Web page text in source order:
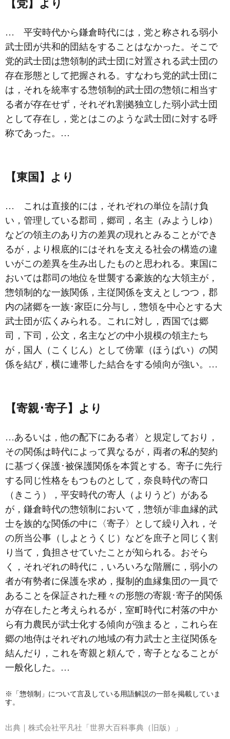
【党】より
… 平安時代から鎌倉時代には，党と称される弱小
武士団が共和的団結をすることはなかった。そこで
党的武士団は惣領制的武士団に対置される武士団の
存在形態として把握される。すなわち党的武士団に
は，それを統率する惣領制的武士団の惣領に相当す
る者が存在せず，それぞれ割拠独立した弱小武士団
として存在し，党とはこのような武士団に対する呼
称であった。…
【東国】より
… これは直接的には，それぞれの単位を請け負
い，管理している郡司，郷司，名主（みようしゆ）
などの領主のあり方の差異の現れとみることができ
るが，より根底的にはそれを支える社会の構造の違
いがこの差異を生み出したものと思われる。東国に
おいては郡司の地位を世襲する豪族的な大領主が，
惣領制 的な一族関係，主従関係を支えとしつつ，郡
内の諸郷を一族･家臣に分与し，惣領を中心とする大
武士団が広くみられる。これに対し，西国では郷
司，下司，公文，名主などの中小規模の領主たち
が，国人（こくじん）として傍輩（ほうばい）の関
係を結び，横に連帯した結合をする傾向が強い。…
【寄親･寄子】より
…あるいは，他の配下にある者〉と規定しており，
その関係は時代によって異なるが，両者の私的契約
に基づく保護･被保護関係を本質とする。寄子に先行
する同じ性格をもつものとして，奈良時代の寄口
（きこう），平安時代の寄人
（よりうど）がある
が，鎌倉時代の惣領制 において，惣領が非血縁的武
士を族的な関係の中に〈寄子〉として繰り入れ，そ
の所当公事（しよとうくじ）などを庶子と同じく割
り当て，負担させていたことが知られる。おそら
く，それぞれの時代に，いろいろな階層に，弱小の
者が有勢者に保護を求め，擬制的血縁集団の一員で
あることを保証された種々の形態の寄親･寄子的関係
が存在したと考えられるが，室町時代に村落の中か
ら有力農民が武士化する傾向が強まると，これら在
郷の地侍はそれぞれの地域の有力武士と主従関係を
結んだり，これを寄親と頼んで，寄子となることが
一般化した。…
※「惣領制」について言及している用語解説の一部を掲載していま
す。
出典｜ 株式会社平凡社「世界大百科事典（旧版）」